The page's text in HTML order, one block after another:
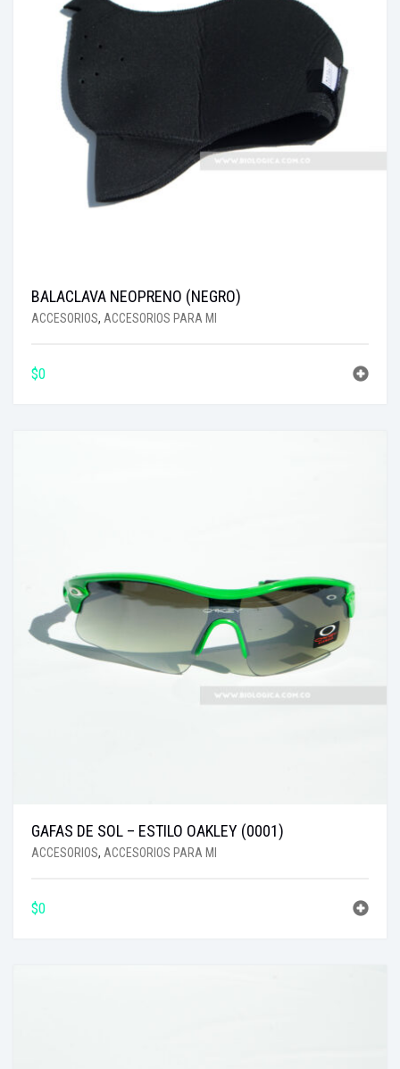
BALACLAVA NEOPRENO (NEGRO)
ACCESORIOS, ACCESORIOS PARA MI
$0
GAFAS DE SOL – ESTILO OAKLEY (0001)
ACCESORIOS, ACCESORIOS PARA MI
$0